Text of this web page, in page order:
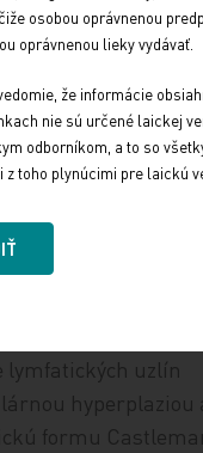
Benjamin
formu
zverejnil
formy
formy.
lymfatických uzlín
hyperplaziou
formu
osobou oprávnenou
oprávnenou lieky vydávať.
že informácie
nie sú určené laickej
odborníkom, a to so
z toho plynúcimi pre laickú